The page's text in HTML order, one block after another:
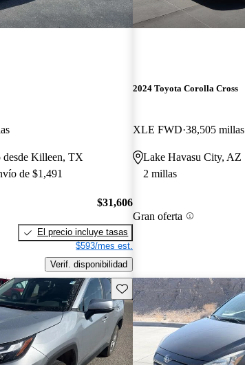
desde Killeen, TX
de $1,491
$31,606
El precio incluye tasas
$593/mes est.
Verif. disponibilidad
2024 Toyota Corolla Cross
XLE FWD 38,505 millas
Lake Havasu City, AZ
2 millas
Gran oferta
Guarda este Aviso